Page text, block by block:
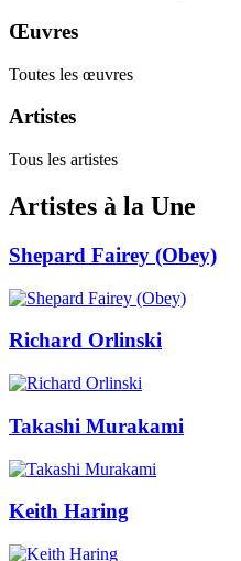
Œuvres
Toutes les œuvres
Artistes
Tous les artistes
Artistes à la Une
Shepard Fairey (Obey)
Richard Orlinski
Takashi Murakami
Keith Haring